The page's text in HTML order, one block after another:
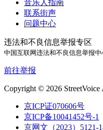
音乐人指南
联系街声
问题中心
违法和不良信息举报专区
中国互联网违法和不良信息举报中
前往举报
Copyright © 2026 StreetVoice
京ICP证070606号
京ICP备10041452号-1
京网文（2023）5121-